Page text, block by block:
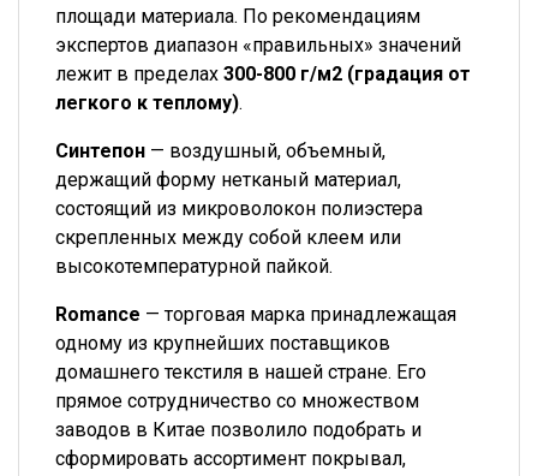
площади материала. По рекомендациям
экспертов диапазон «правильных» значений
лежит в пределах 300-800 г/м2 (градация от
легкого к теплому).
Синтепон — воздушный, объемный,
держащий форму нетканый материал,
состоящий из микроволокон полиэстера
скрепленных между собой клеем или
высокотемпературной пайкой.
Romance — торговая марка принадлежащая
одному из крупнейших поставщиков
домашнего текстиля в нашей стране. Его
прямое сотрудничество со множеством
заводов в Китае позволило подобрать и
сформировать ассортимент покрывал,